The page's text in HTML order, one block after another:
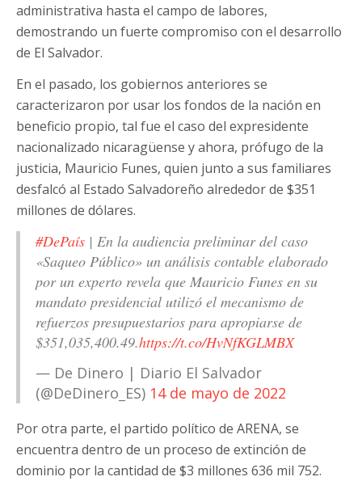
administrativa hasta el campo de labores,
demostrando un fuerte compromiso con el desarrollo
de El Salvador.
En el pasado, los gobiernos anteriores se
caracterizaron por usar los fondos de la nación en
beneficio propio, tal fue el caso del expresidente
nacionalizado nicaragüense y ahora, prófugo de la
justicia, Mauricio Funes, quien junto a sus familiares
desfalcó al Estado Salvadoreño alrededor de $351
millones de dólares.
#DePaís | En la audiencia preliminar del caso
«Saqueo Público» un análisis contable elaborado
por un experto revela que Mauricio Funes en su
mandato presidencial utilizó el mecanismo de
refuerzos presupuestarios para apropiarse de
$351,035,400.49.https://t.co/HvNfKGLMBX
— De Dinero | Diario El Salvador
(@DeDinero_ES) 14 de mayo de 2022
Por otra parte, el partido político de ARENA, se
encuentra dentro de un proceso de extinción de
dominio por la cantidad de $3 millones 636 mil 752.